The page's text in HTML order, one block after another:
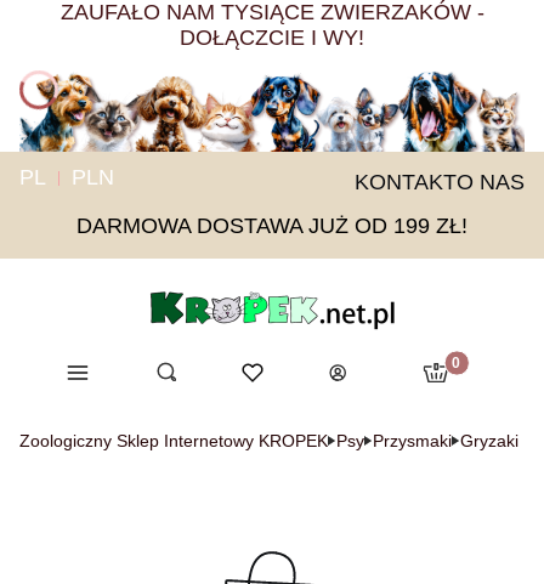
ZAUFAŁO NAM TYSIĄCE ZWIERZAKÓW -
DOŁĄCZCIE I WY!
PL PLN KONTAKTO NAS
DARMOWA DOSTAWA JUŻ OD 199 ZŁ!
Menu Otwórz wyszukiwarkę
Szukaj Ulubione
Zaloguj się
Produkty w
Koszyk
Zoologiczny Sklep Internetowy KROPEK Psy Przysmaki Gryzaki